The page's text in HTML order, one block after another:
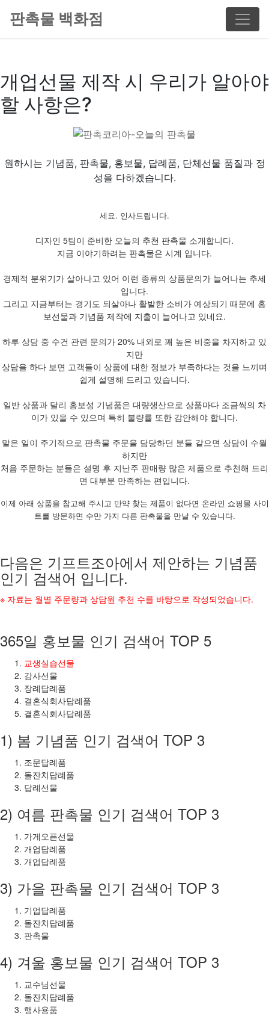
판촉물 백화점
개업선물 제작 시 우리가 알아야
할 사항은?
원하시는 기념품, 판촉물, 홍보물, 답례품, 단체선물 품질과 정
성을 다하겠습니다.
세요. 인사드립니다.
디자인 5팀이 준비한 오늘의 추천 판촉물 소개합니다.
지금 이야기하려는 판촉물은 시계 입니다.
경제적 분위기가 살아나고 있어 이런 종류의 상품문의가 늘어나는 추세
입니다.
그리고 지금부터는 경기도 되살아나 활발한 소비가 예상되기 때문에 홍
보선물과 기념품 제작에 지출이 늘어나고 있네요.
하루 상담 중 수건 관련 문의가 20% 내외로 꽤 높은 비중을 차지하고 있
지만
상담을 하다 보면 고객들이 상품에 대한 정보가 부족하다는 것을 느끼며
쉽게 설명해 드리고 있습니다.
일반 상품과 달리 홍보성 기념품은 대량생산으로 상품마다 조금씩의 차
이가 있을 수 있으며 특히 불량률 또한 감안해야 합니다.
맡은 일이 주기적으로 판촉물 주문을 담당하던 분들 같으면 상담이 수월
하지만
처음 주문하는 분들은 설명 후 지난주 판매량 많은 제품으로 추천해 드리
면 대부분 만족하는 편입니다.
이제 아래 상품을 참고해 주시고 만약 찾는 제품이 없다면 온라인 쇼핑몰 사이
트를 방문하면 수만 가지 다른 판촉물을 만날 수 있습니다.
다음은 기프트조아에서 제안하는 기념품
인기 검색어 입니다.
※ 자료는 월별 주문량과 상담원 추천 수를 바탕으로 작성되었습니다.
365일 홍보물 인기 검색어 TOP 5
교생실습선물
감사선물
장례답례품
결혼식회사답례품
결혼식회사답례품
1) 봄 기념품 인기 검색어 TOP 3
조문답례품
돌잔치답례품
답례선물
2) 여름 판촉물 인기 검색어 TOP 3
가게오픈선물
개업답례품
개업답례품
3) 가을 판촉물 인기 검색어 TOP 3
기업답례품
돌잔치답례품
판촉물
4) 겨울 홍보물 인기 검색어 TOP 3
교수님선물
돌잔치답례품
행사용품